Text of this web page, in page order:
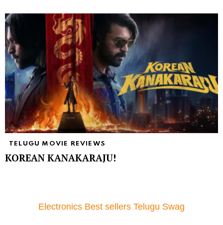
TELUGU MOVIE REVIEWS
KOREAN KANAKARAJU!
Electronics Best sellers Telugu Swag